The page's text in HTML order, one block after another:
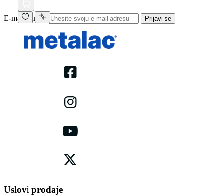
E-mail adresa Prijavi se
Uslovi prodaje